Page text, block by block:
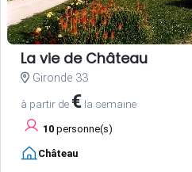
La vie de Château
Gironde 33
à partir de € la semaine
10 personne(s)
Château